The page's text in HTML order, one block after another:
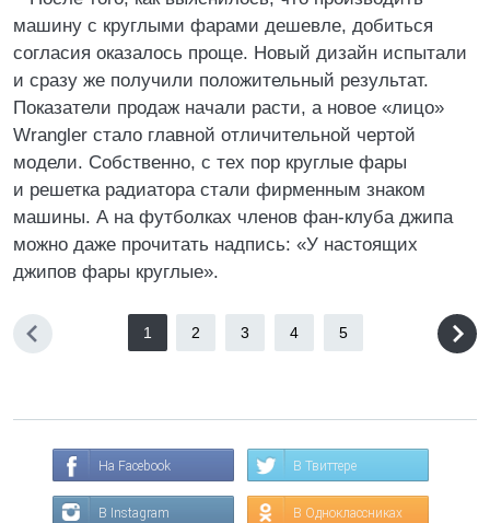
машину с круглыми фарами дешевле, добиться
согласия оказалось проще. Новый дизайн испытали
и сразу же получили положительный результат.
Показатели продаж начали расти, а новое «лицо»
Wrangler стало главной отличительной чертой
модели. Собственно, с тех пор круглые фары
и решетка радиатора стали фирменным знаком
машины. А на футболках членов фан-клуба джипа
можно даже прочитать надпись: «У настоящих
джипов фары круглые».
1 2 3 4 5
На Facebook В Твиттере
В Instagram В Одноклассниках